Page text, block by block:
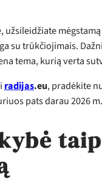
užsileidžiate
su trūkčiojimais.
tema, kurią verta
radijas.eu, pradėkite
pats darau 2026